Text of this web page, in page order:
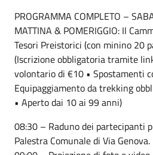
PROGRAMMA COMPLETO –
MATTINA & POMERIGGIO: Il
Tesori Preistorici (con minino 20
(Iscrizione obbligatoria tramite
volontario di €10 • Spostamenti
Equipaggiamento da trekking
• Aperto dai 10 ai 99 anni)
08:30 – Raduno dei partecipanti
Palestra Comunale di Via Genova.